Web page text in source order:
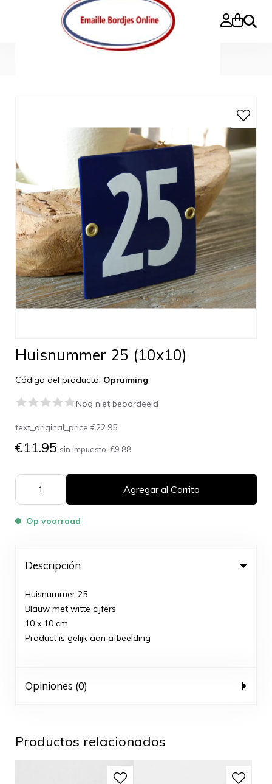
Buscar
Huisnummer 25 (10x10)
Código del producto: Opruiming
Nog niet beoordeeld
text_original_price €22.95
€11.95 sin impuesto: €9.88
Agregar al Carrito
Op voorraad
Descripción
Huisnummer 25
Blauw met witte cijfers
10 x 10 cm
Product is gelijk aan afbeelding
Opiniones (0)
Productos relacionados